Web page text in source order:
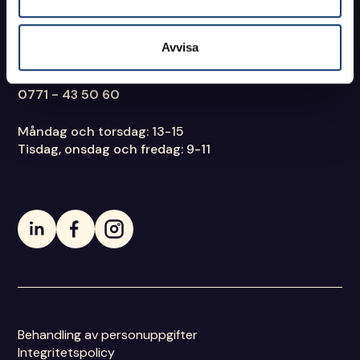
Avvisa
FE 22
938 88 Arjeplog
0771 - 43 50 60
Måndag och torsdag: 13-15
Tisdag, onsdag och fredag: 9-11
Behandling av personuppgifter
Integritetspolicy